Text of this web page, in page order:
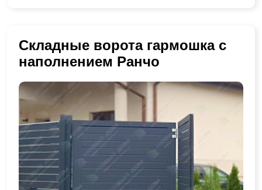
Складные ворота гармошка с
наполнением Ранчо